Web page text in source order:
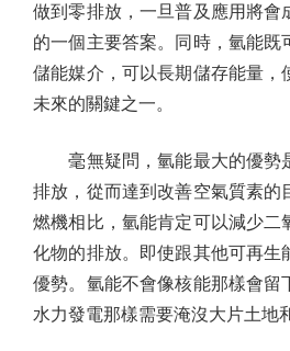
做到零排放，一旦普及應用將會
的一個主要答案。同時，氫能既
儲能媒介，可以長期儲存能量，
未來的關鍵之一。
毫無疑問，氫能最大的優勢
排放，從而達到改善空氣質素的
燃機相比，氫能肯定可以減少二
化物的排放。即使跟其他可再生
優勢。氫能不會像核能那樣會留
水力發電那樣需要淹沒大片土地